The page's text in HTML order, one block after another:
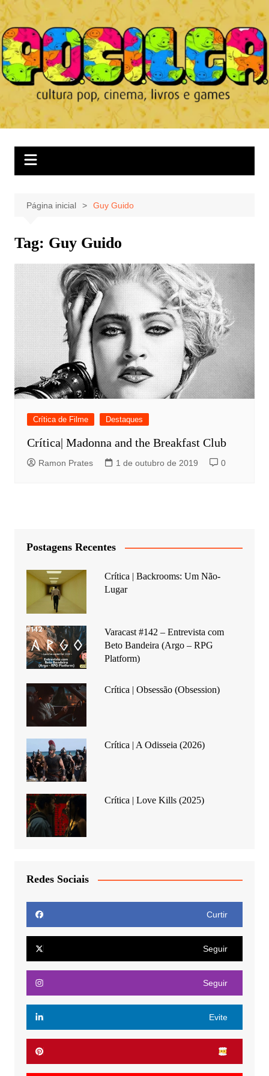
Ir
para
o
conteúdo
Página inicial Guy Guido
Tag: Guy Guido
Crítica de Filme Destaques
Crítica| Madonna and the Breakfast Club
Ramon Prates 1 de outubro de 2019 0
Postagens Recentes
Crítica | Backrooms: Um Não-
Lugar
Varacast #142 – Entrevista com
Beto Bandeira (Argo – RPG
Platform)
Crítica | Obsessão (Obsession)
Crítica | A Odisseia (2026)
Crítica | Love Kills (2025)
Redes Sociais
Curtir
Seguir
Seguir
Evite